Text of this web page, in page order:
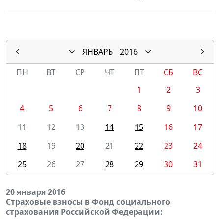
ЯНВАРЬ
2016
ПН
ВТ СР ЧТ ПТ СБ
ВС
1
2
3
4
5 6 7 8 9
10
11
12 13 14 15 16
17
18
19 20 21 22 23
24
25
26 27 28 29 30 31
20 января 2016
Страховые взносы в Фонд социального
страхования Российской Федерации: